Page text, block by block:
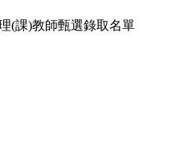
(課)教師甄選錄取名單